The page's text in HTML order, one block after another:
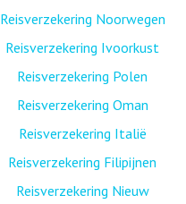
Reisverzekering Noorwegen
Reisverzekering Ivoorkust
Reisverzekering Polen
Reisverzekering Oman
Reisverzekering Italië
Reisverzekering Filipijnen
Reisverzekering Nieuw